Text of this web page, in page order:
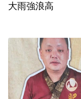
大雨強浪高